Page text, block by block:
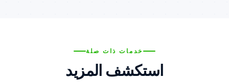
خدمات ذات صلة
استكشف المزيد